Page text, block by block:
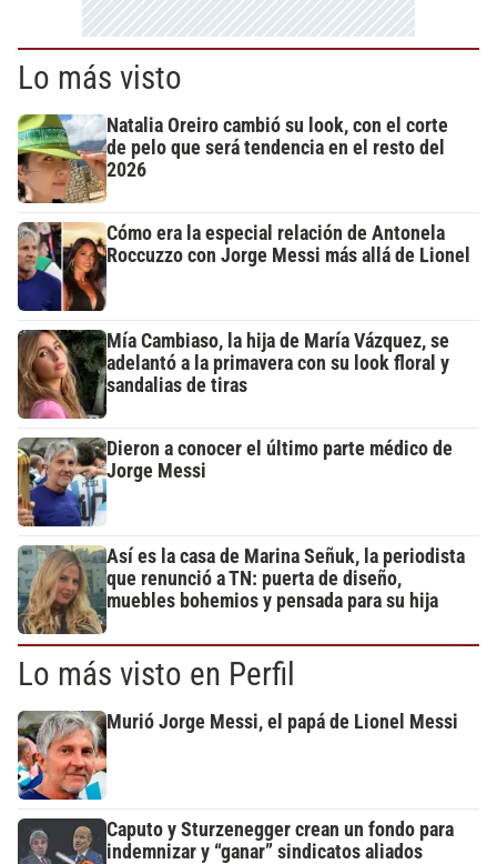
Lo más visto
Natalia Oreiro cambió su look, con el corte
de pelo que será tendencia en el resto del
2026
Cómo era la especial relación de Antonela
Roccuzzo con Jorge Messi más allá de Lionel
Mía Cambiaso, la hija de María Vázquez, se
adelantó a la primavera con su look floral y
sandalias de tiras
Dieron a conocer el último parte médico de
Jorge Messi
Así es la casa de Marina Señuk, la periodista
que renunció a TN: puerta de diseño,
muebles bohemios y pensada para su hija
Lo más visto en Perfil
Murió Jorge Messi, el papá de Lionel Messi
Caputo y Sturzenegger crean un fondo para
indemnizar y “ganar” sindicatos aliados